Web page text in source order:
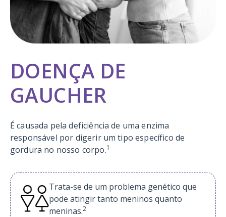
DOENÇA DE
GAUCHER
É causada pela deficiência de uma enzima
responsável por digerir um tipo específico de
gordura no nosso corpo.1
Trata-se de um problema genético que
pode atingir tanto meninos quanto
meninas.2